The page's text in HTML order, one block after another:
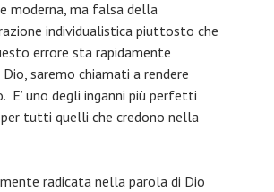
moderna, ma falsa della
individualistica piuttosto che
errore sta rapidamente
saremo chiamati a rendere
E’ uno degli inganni più perfetti
tutti quelli che credono nella
radicata nella parola di Dio